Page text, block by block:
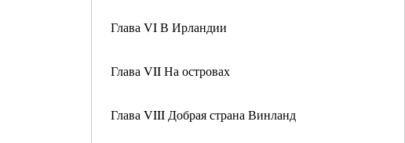
Глава VI В Ирландии
Глава VII На островах
Глава VIII Добрая страна Винланд